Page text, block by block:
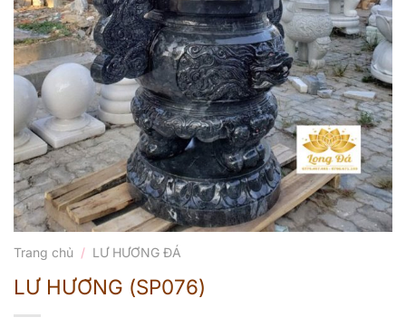
Trang chủ / LƯ HƯƠNG ĐÁ
LƯ HƯƠNG (SP076)